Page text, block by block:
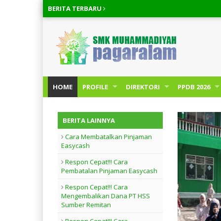
BERITA TERBARU
HOME PROFILE DIREKTORI PPDB 2026
BERITA LAINNYA
Cara Membatalkan Pinjaman
Easycash
Respon Cepat!!! Cara
Pembatalan Pinjaman Easycash
Respon Cepat!!! Cara
Mengembalikan Dana PT HSS
Sumber Remitan